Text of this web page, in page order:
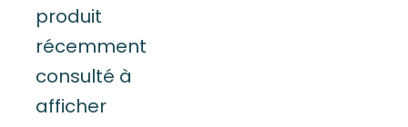
produit
récemment
consulté à
afficher